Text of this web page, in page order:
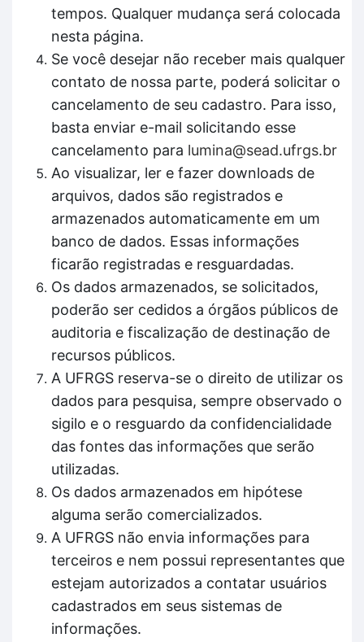
tempos. Qualquer mudança será colocada
nesta página.
Se você desejar não receber mais qualquer
contato de nossa parte, poderá solicitar o
cancelamento de seu cadastro. Para isso,
basta enviar e-mail solicitando esse
cancelamento para lumina@sead.ufrgs.br
Ao visualizar, ler e fazer downloads de
arquivos, dados são registrados e
armazenados automaticamente em um
banco de dados. Essas informações
ficarão registradas e resguardadas.
Os dados armazenados, se solicitados,
poderão ser cedidos a órgãos públicos de
auditoria e fiscalização de destinação de
recursos públicos.
A UFRGS reserva-se o direito de utilizar os
dados para pesquisa, sempre observado o
sigilo e o resguardo da confidencialidade
das fontes das informações que serão
utilizadas.
Os dados armazenados em hipótese
alguma serão comercializados.
A UFRGS não envia informações para
terceiros e nem possui representantes que
estejam autorizados a contatar usuários
cadastrados em seus sistemas de
informações.